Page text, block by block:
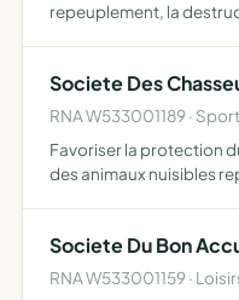
repeuplement, la
cha…
Societe Des
RNA W533001189 ·
Favoriser la protection
des animaux nuisibles
Societe Du Bon
RNA W533001159 ·